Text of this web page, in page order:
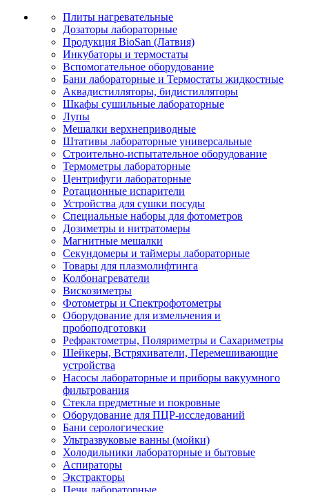
Плиты нагревательные
Дозаторы лабораторные
Продукция BioSan (Латвия)
Инкубаторы и термостаты
Вспомогательное оборудование
Бани лабораторные и Термостаты жидкостные
Аквадистилляторы, бидистилляторы
Шкафы сушильные лабораторные
Лупы
Мешалки верхнеприводные
Штативы лабораторные универсальные
Строительно-испытательное оборудование
Термометры лабораторные
Центрифуги лабораторные
Ротационные испарители
Устройства для сушки посуды
Специальные наборы для фотометров
Дозиметры и нитратомеры
Магнитные мешалки
Секундомеры и таймеры лабораторные
Товары для плазмолифтинга
Колбонагреватели
Вискозиметры
Фотометры и Спектрофотометры
Оборудование для измельчения и
пробоподготовки
Рефрактометры, Поляриметры и Сахариметры
Шейкеры, Встряхиватели, Перемешивающие
устройства
Насосы лабораторные и приборы вакуумного
фильтрования
Стекла предметные и покровные
Оборудование для ПЦР-исследований
Бани серологические
Ультразвуковые ванны (мойки)
Холодильники лабораторные и бытовые
Аспираторы
Экстракторы
Печи лабораторные